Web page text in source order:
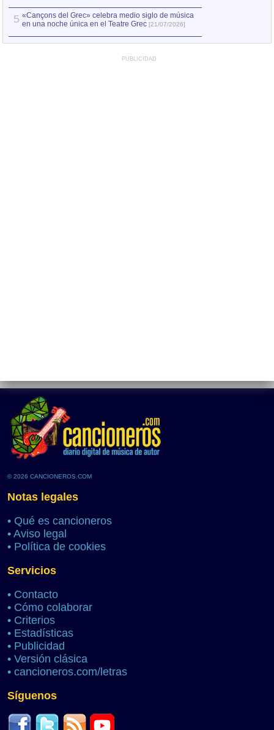
5 «Cançons del Grec» celebra medio siglo de música
en una noche única en el Teatre Grec [21/07/2026]
PUBLICIDAD
© 2026 CANCIONEROS.COM
Notas legales
• Qué es cancioneros
• Aviso legal
• Política de cookies
Servicios
• Contacto
• Cómo colaborar
• Criterios
• Estadísticas
• Publicidad
• Versión clásica
• cancioneros.com/letras
Síguenos